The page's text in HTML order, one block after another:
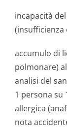
incapacità
(insufficienza
accumulo di
polmonare)
analisi del
1 persona su
allergica
nota